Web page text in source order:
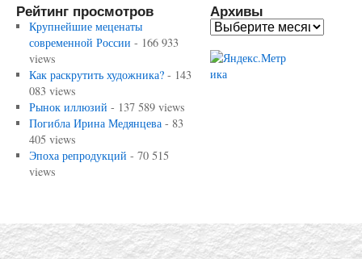
Рейтинг просмотров
Крупнейшие меценаты
современной России - 166 933
views
Как раскрутить художника?- 143
083 views
Рынок иллюзий - 137 589 views
Погибла Ирина Медянцева- 83
405 views
Эпоха репродукций - 70 515
views
Архивы